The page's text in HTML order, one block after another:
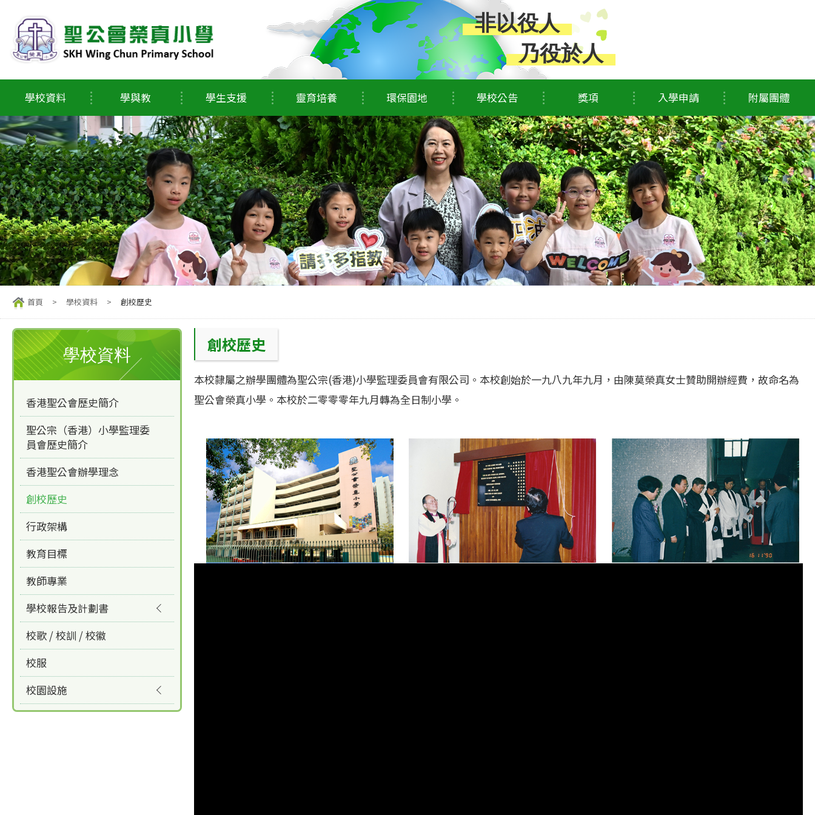
非以役人
乃役於人
學校資料 學與教 學生支援 靈育培養 環保園地 學校公告 獎項 入學申請 附屬團體
首頁 > 學校資料 > 創校歷史
創校歷史
本校隸屬之辦學團體為聖公宗(香港)小學監理委員會有限公司。本校創始於一九八九年九月，由陳莫榮真女士贊助開辦經費，故命名為
聖公會榮真小學。本校於二零零零年九月轉為全日制小學。
學校資料
香港聖公會歷史簡介
聖公宗（香港）小學監理委
員會歷史簡介
香港聖公會辦學理念
創校歷史
行政架構
教育目標
教師專業
學校報告及計劃書
校歌 / 校訓 / 校徽
校服
校園設施